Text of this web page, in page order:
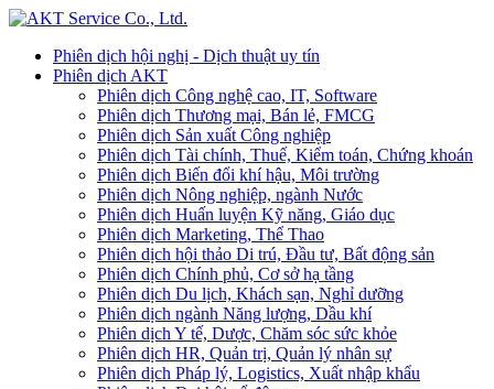
Phiên dịch hội nghị - Dịch thuật uy tín
Phiên dịch AKT
Phiên dịch Công nghệ cao, IT, Software
Phiên dịch Thương mại, Bán lẻ, FMCG
Phiên dịch Sản xuất Công nghiệp
Phiên dịch Tài chính, Thuế, Kiểm toán, Chứng khoán
Phiên dịch Biến đổi khí hậu, Môi trường
Phiên dịch Nông nghiệp, ngành Nước
Phiên dịch Huấn luyện Kỹ năng, Giáo dục
Phiên dịch Marketing, Thể Thao
Phiên dịch hội thảo Di trú, Đầu tư, Bất động sản
Phiên dịch Chính phủ, Cơ sở hạ tầng
Phiên dịch Du lịch, Khách sạn, Nghỉ dưỡng
Phiên dịch ngành Năng lượng, Dầu khí
Phiên dịch Y tế, Dược, Chăm sóc sức khỏe
Phiên dịch HR, Quản trị, Quản lý nhân sự
Phiên dịch Pháp lý, Logistics, Xuất nhập khẩu